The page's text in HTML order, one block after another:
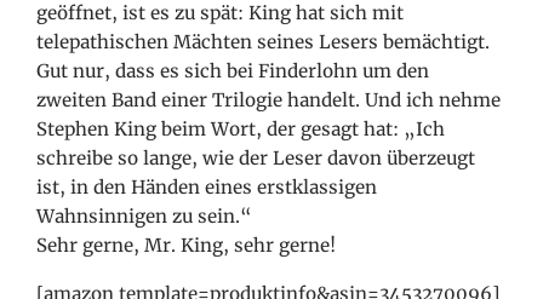
geöffnet, ist es zu spät: King hat sich mit
telepathischen Mächten seines Lesers bemächtigt.
Gut nur, dass es sich bei Finderlohn um den
zweiten Band einer Trilogie handelt. Und ich nehme
Stephen King beim Wort, der gesagt hat: „Ich
schreibe so lange, wie der Leser davon überzeugt
ist, in den Händen eines erstklassigen
Wahnsinnigen zu sein.“
Sehr gerne, Mr. King, sehr gerne!
[amazon template=produktinfo&asin=3453270096]